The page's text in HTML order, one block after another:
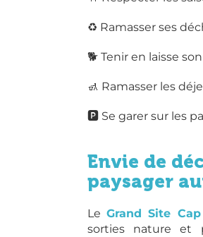
♻ Ramasser ses
🐕 Tenir en laisse
🚮 Ramasser les
🅿 Se garer sur les
Envie de
paysager
LeGrand Site
sorties nature et